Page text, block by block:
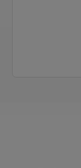
Aby
zdaniem i